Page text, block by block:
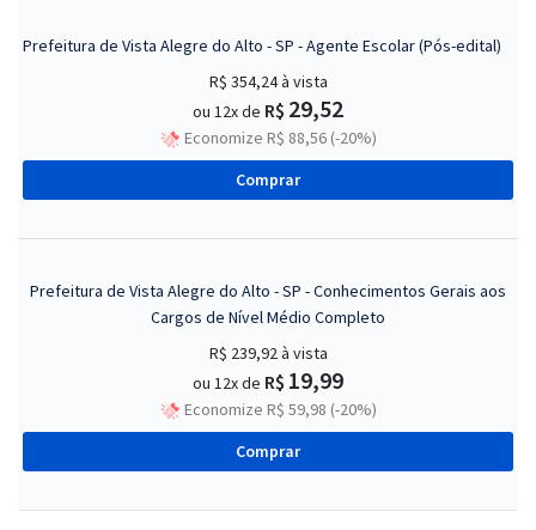
Prefeitura de Vista Alegre do Alto - SP - Agente Escolar (Pós-edital)
R$ 354,24à vista
ou 12x de R$ 29,52
Economize R$ 88,56 (-20%)
Comprar
Prefeitura de Vista Alegre do Alto - SP - Conhecimentos Gerais aos
Cargos de Nível Médio Completo
R$ 239,92à vista
ou 12x de R$ 19,99
Economize R$ 59,98 (-20%)
Comprar